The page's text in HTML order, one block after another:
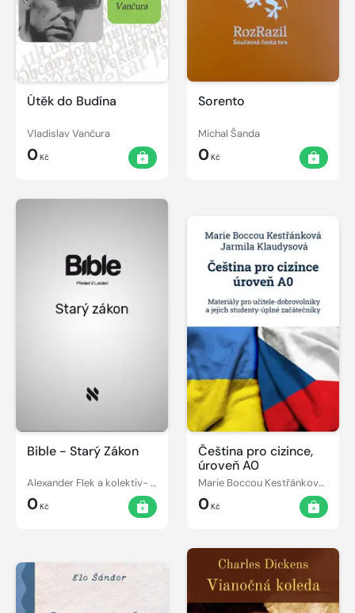
Útěk do Budína
Vladislav Vančura
0Kč
Sorento
Michal Šanda
0Kč
Bible - Starý Zákon
Alexander Flek a kolektiv- překlad
0Kč
Čeština pro cizince,
úroveň A0
Marie Boccou Kestřánková, Jarmila Klaudysová
0Kč